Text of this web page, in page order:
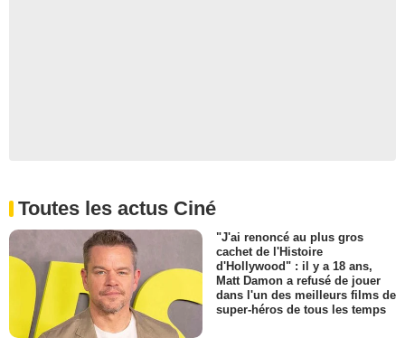
Toutes les actus Ciné
"J'ai renoncé au plus gros
cachet de l'Histoire
d'Hollywood" : il y a 18 ans,
Matt Damon a refusé de jouer
dans l'un des meilleurs films de
super-héros de tous les temps